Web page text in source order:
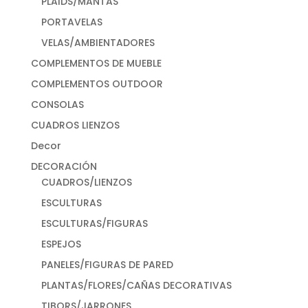
PORTAVELAS
VELAS/AMBIENTADORES
COMPLEMENTOS DE MUEBLE
COMPLEMENTOS OUTDOOR
CONSOLAS
CUADROS LIENZOS
Decor
DECORACIÓN
CUADROS/LIENZOS
ESCULTURAS
ESCULTURAS/FIGURAS
ESPEJOS
PANELES/FIGURAS DE PARED
PLANTAS/FLORES/CAÑAS DECORATIVAS